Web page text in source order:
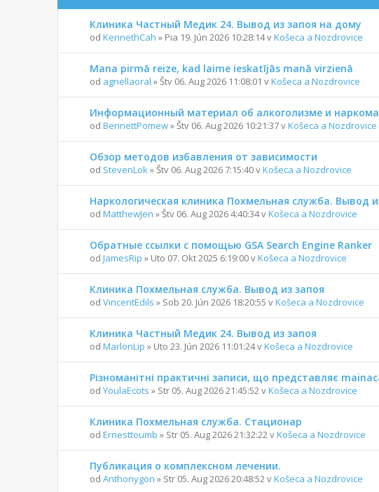
Клиника Частный Медик 24. Вывод из запоя на дому
od KennethCah » Pia 19. Jún 2026 10:28:14 vKošeca a Nozdrovice
Mana pirmā reize, kad laime ieskatījās manā virzienā
od agnellaoral » Štv 06. Aug 2026 11:08:01 vKošeca a Nozdrovice
Информационный материал об алкоголизме и
od BennettPomew» Štv 06. Aug 2026 10:21:37 vKošeca a Nozdrovice
Обзор методов избавления от зависимости
od StevenLok » Štv 06. Aug 2026 7:15:40 vKošeca a Nozdrovice
Наркологическая клиника Похмельная служба. Вывод
od MatthewJen » Štv 06. Aug 2026 4:40:34 vKošeca a Nozdrovice
Обратные ссылки с помощью GSA Search Engine Ranker
od JamesRip » Uto 07. Okt 2025 6:19:00 vKošeca a Nozdrovice
Клиника Похмельная служба. Вывод из запоя
od VincentEdils » Sob 20. Jún 2026 18:20:55 vKošeca a Nozdrovice
Клиника Частный Медик 24. Вывод из запоя
od MarlonLip » Uto 23. Jún 2026 11:01:24 vKošeca a Nozdrovice
Різноманітні практичні записи, що представляє
od YoulaEcots » Str 05. Aug 2026 21:45:52 vKošeca a Nozdrovice
Клиника Похмельная служба. Стационар
od Ernesttoumb » Str 05. Aug 2026 21:32:22 vKošeca a Nozdrovice
Публикация о комплексном лечении.
od Anthonygon » Str 05. Aug 2026 20:48:52 vKošeca a Nozdrovice